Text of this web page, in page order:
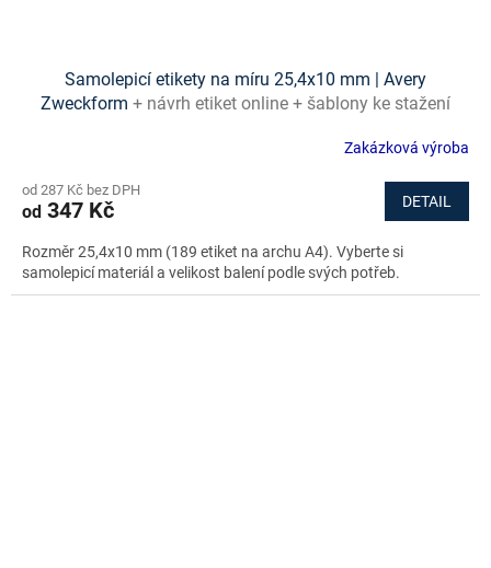
Samolepicí etikety na míru 25,4x10 mm | Avery
Zweckform + návrh etiket online + šablony ke stažení
Zakázková výroba
od 287 Kč bez DPH
od 347 Kč DETAIL
Rozměr 25,4x10 mm (189 etiket na archu A4). Vyberte si
samolepicí materiál a velikost balení podle svých potřeb.